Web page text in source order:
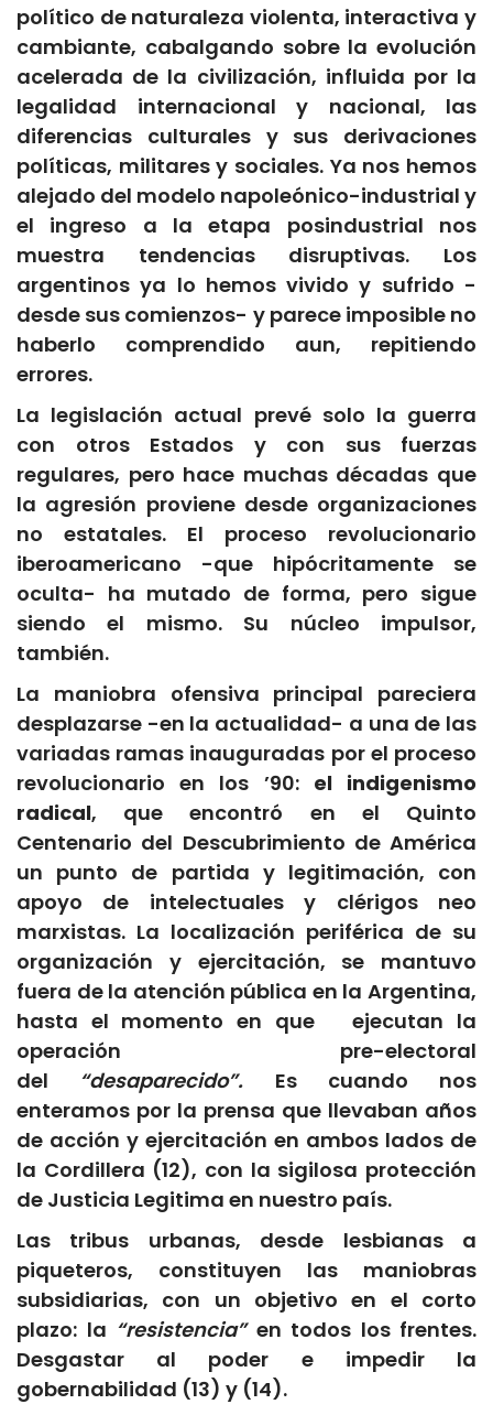
político de naturaleza violenta, interactiva y
cambiante, cabalgando sobre la evolución
acelerada de la civilización, influida por la
legalidad internacional y nacional, las
diferencias culturales y sus derivaciones
políticas, militares y sociales. Ya nos hemos
alejado del modelo napoleónico-industrial y
el ingreso a la etapa posindustrial nos
muestra tendencias disruptivas. Los
argentinos ya lo hemos vivido y sufrido -
desde sus comienzos- y parece imposible no
haberlo comprendido aun, repitiendo
errores.
La legislación actual prevé solo la guerra
con otros Estados y con sus fuerzas
regulares, pero hace muchas décadas que
la agresión proviene desde organizaciones
no estatales. El proceso revolucionario
iberoamericano -que hipócritamente se
oculta- ha mutado de forma, pero sigue
siendo el mismo. Su núcleo impulsor,
también.
La maniobra ofensiva principal pareciera
desplazarse -en la actualidad- a una de las
variadas ramas inauguradas por el proceso
revolucionario en los ’90: el indigenismo
radical, que encontró en el Quinto
Centenario del Descubrimiento de América
un punto de partida y legitimación, con
apoyo de intelectuales y clérigos neo
marxistas. La localización periférica de su
organización y ejercitación, se mantuvo
fuera de la atención pública en la Argentina,
hasta el momento en que ejecutan la
operación pre-electoral
del “desaparecido”. Es cuando nos
enteramos por la prensa que llevaban años
de acción y ejercitación en ambos lados de
la Cordillera (12), con la sigilosa protección
de Justicia Legitima en nuestro país.
Las tribus urbanas, desde lesbianas a
piqueteros, constituyen las maniobras
subsidiarias, con un objetivo en el corto
plazo: la “resistencia”en todos los frentes.
Desgastar al poder e impedir la
gobernabilidad (13) y (14).